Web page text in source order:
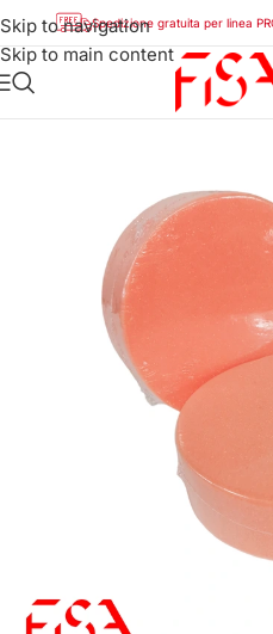
Skip to navigation
Skip to main content
Spedizione gratuita per linea
Polveri e